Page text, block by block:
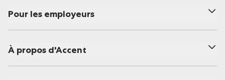
Pour les employeurs
À propos d'Accent